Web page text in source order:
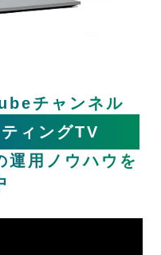
チャンネル
ィングTV
運用ノウハウを